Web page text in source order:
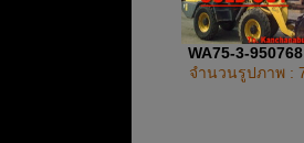
WA75-3-
จำนวนรูปภาพ :